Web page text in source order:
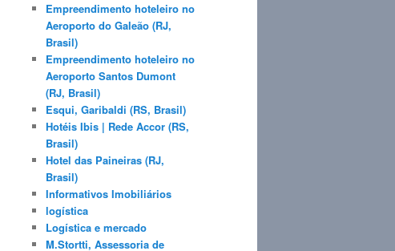
Empreendimento hoteleiro no
Aeroporto do Galeão (RJ,
Brasil)
Empreendimento hoteleiro no
Aeroporto Santos Dumont
(RJ, Brasil)
Esqui, Garibaldi (RS, Brasil)
Hotéis Ibis | Rede Accor (RS,
Brasil)
Hotel das Paineiras (RJ,
Brasil)
Informativos Imobiliários
logística
Logística e mercado
M.Stortti, Assessoria de